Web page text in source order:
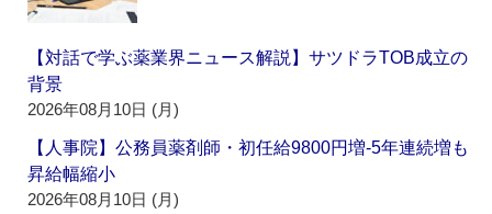
【対話で学ぶ薬業界ニュース解説】サツドラTOB成立の
背景
2026年08月10日 (月)
【人事院】公務員薬剤師・初任給9800円増‐5年連続増も
昇給幅縮小
2026年08月10日 (月)